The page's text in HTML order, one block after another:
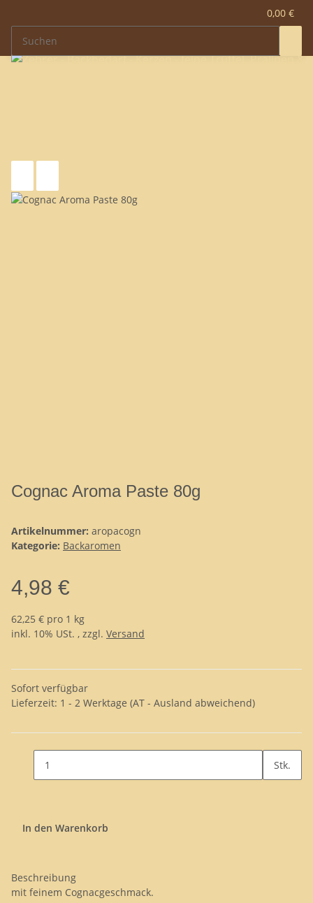
0,00 €
Cognac Aroma Paste 80g
Artikelnummer: aropacogn
Kategorie: Backaromen
4,98 €
62,25 € pro 1 kg
inkl. 10% USt. , zzgl. Versand
Sofort verfügbar
Lieferzeit: 1 - 2 Werktage (AT - Ausland abweichend)
Stk.
In den Warenkorb
Beschreibung
mit feinem Cognacgeschmack.